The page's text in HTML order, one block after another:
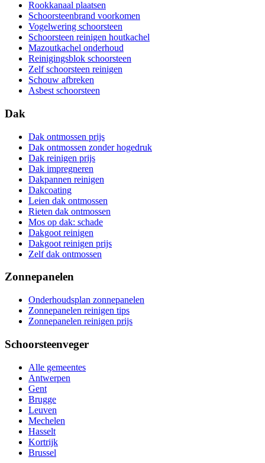
Rookkanaal plaatsen
Schoorsteenbrand voorkomen
Vogelwering schoorsteen
Schoorsteen reinigen houtkachel
Mazoutkachel onderhoud
Reinigingsblok schoorsteen
Zelf schoorsteen reinigen
Schouw afbreken
Asbest schoorsteen
Dak
Dak ontmossen prijs
Dak ontmossen zonder hogedruk
Dak reinigen prijs
Dak impregneren
Dakpannen reinigen
Dakcoating
Leien dak ontmossen
Rieten dak ontmossen
Mos op dak: schade
Dakgoot reinigen
Dakgoot reinigen prijs
Zelf dak ontmossen
Zonnepanelen
Onderhoudsplan zonnepanelen
Zonnepanelen reinigen tips
Zonnepanelen reinigen prijs
Schoorsteenveger
Alle gemeentes
Antwerpen
Gent
Brugge
Leuven
Mechelen
Hasselt
Kortrijk
Brussel